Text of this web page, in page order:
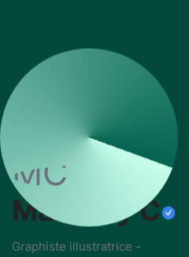
MC
Mallaury C
Graphiste illustratrice -